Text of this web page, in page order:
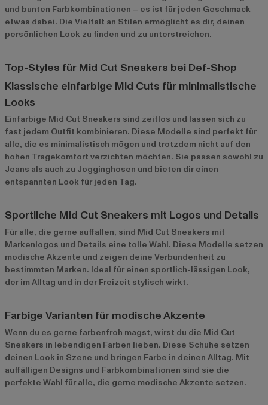
und bunten Farbkombinationen – es ist für jeden Geschmack
etwas dabei. Die Vielfalt an Stilen ermöglicht es dir, deinen
persönlichen Look zu finden und zu unterstreichen.
Top-Styles für Mid Cut Sneakers bei Def-Shop
Klassische einfarbige Mid Cuts für minimalistische
Looks
Einfarbige Mid Cut Sneakers sind zeitlos und lassen sich zu
fast jedem Outfit kombinieren. Diese Modelle sind perfekt für
alle, die es minimalistisch mögen und trotzdem nicht auf den
hohen Tragekomfort verzichten möchten. Sie passen sowohl zu
Jeans als auch zu Jogginghosen und bieten dir einen
entspannten Look für jeden Tag.
Sportliche Mid Cut Sneakers mit Logos und Details
Für alle, die gerne auffallen, sind Mid Cut Sneakers mit
Markenlogos und Details eine tolle Wahl. Diese Modelle setzen
modische Akzente und zeigen deine Verbundenheit zu
bestimmten Marken. Ideal für einen sportlich-lässigen Look,
der im Alltag und in der Freizeit stylisch wirkt.
Farbige Varianten für modische Akzente
Wenn du es gerne farbenfroh magst, wirst du die Mid Cut
Sneakers in lebendigen Farben lieben. Diese Schuhe setzen
deinen Look in Szene und bringen Farbe in deinen Alltag. Mit
auffälligen Designs und Farbkombinationen sind sie die
perfekte Wahl für alle, die gerne modische Akzente setzen.